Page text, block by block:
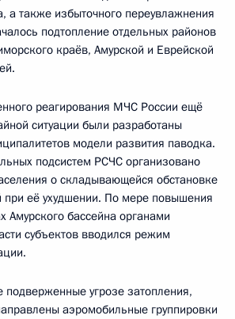
а также избыточного переувлажнения
подтопление отдельных районов
краёв, Амурской и Еврейской
реагирования МЧС России ещё
ситуации были разработаны
модели развития паводка.
подсистем РСЧС организовано
о складывающейся обстановке
при её ухудшении. По мере повышения
Амурского бассейна органами
субъектов вводился режим
угрозе затопления,
аэромобильные группировки